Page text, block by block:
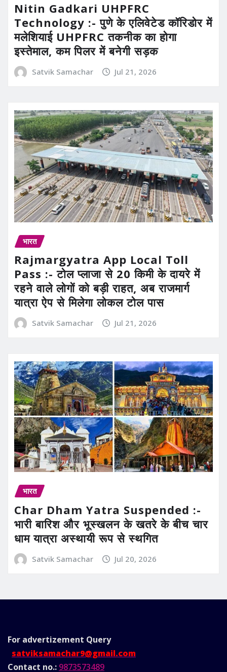
Nitin Gadkari UHPFRC
Technology :- पुणे के एलिवेटेड कॉरिडोर में
मलेशियाई UHPFRC तकनीक का होगा
इस्तेमाल, कम पिलर में बनेगी सड़क
Satvik Samachar Jul 21, 2026
भारत
Rajmargyatra App Local Toll
Pass :- टोल प्लाजा से 20 किमी के दायरे में
रहने वाले लोगों को बड़ी राहत, अब राजमार्ग
यात्रा ऐप से मिलेगा लोकल टोल पास
Satvik Samachar Jul 21, 2026
भारत
Char Dham Yatra Suspended :-
भारी बारिश और भूस्खलन के खतरे के बीच चार
धाम यात्रा अस्थायी रूप से स्थगित
Satvik Samachar Jul 20, 2026
For advertizement Query
satviksamachar9@gmail.com
Contact no.: 9873573489